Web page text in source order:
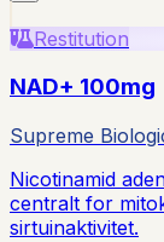
Restitution
NAD+ 100mg
Supreme
Nicotinamid
centralt for
sirtuinaktivitet.